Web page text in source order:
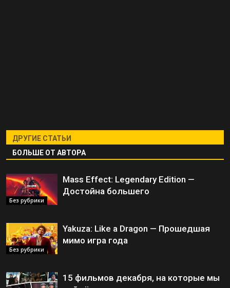
ДРУГИЕ СТАТЬИ
БОЛЬШЕ ОТ АВТОРА
Без рубрики
Mass Effect: Legendary Edition —
Достойна большего
Без рубрики
Yakuza: Like a Dragon — Прошедшая
мимо игра года
15 фильмов декабря, на которые мы